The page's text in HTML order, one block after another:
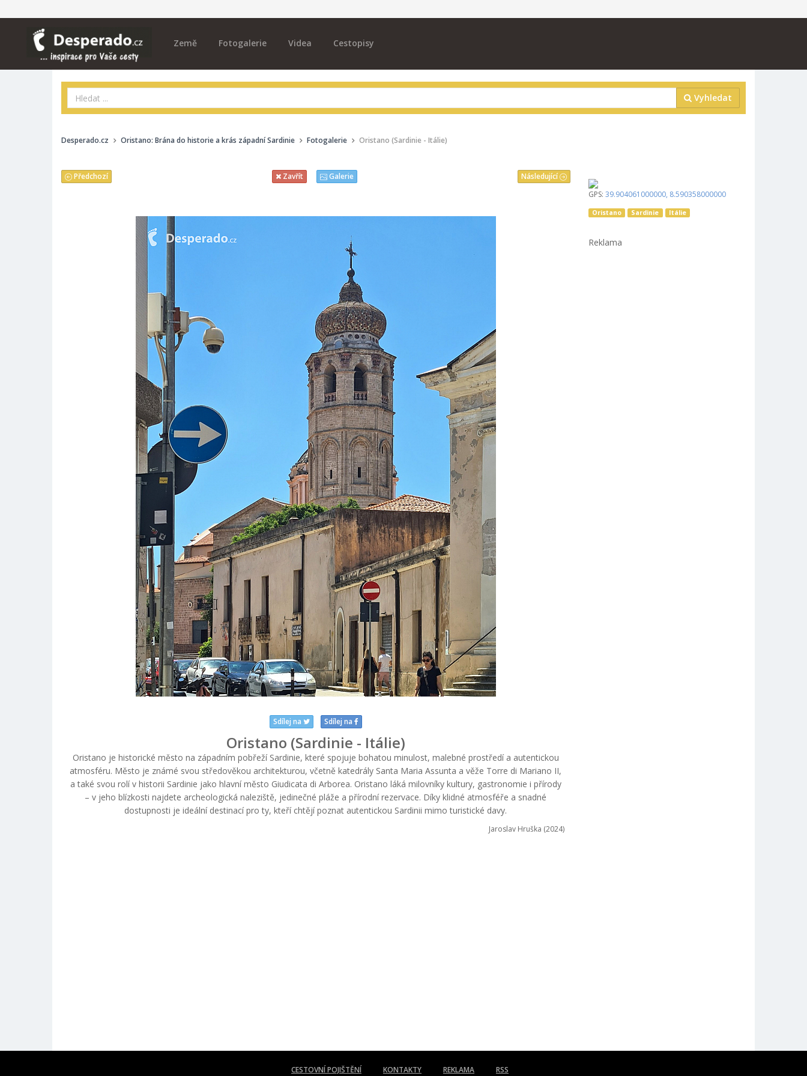
Země Fotogalerie Videa Cestopisy
Vyhledat
Desperado.cz Oristano: Brána do historie a krás západní Sardinie Fotogalerie Oristano (Sardinie - Itálie)
Následující
Předchozí Zavřít Galerie
Sdílej na Sdílej na
Oristano (Sardinie - Itálie)
Oristano je historické město na západním pobřeží Sardinie, které spojuje bohatou minulost, malebné prostředí a autentickou
atmosféru. Město je známé svou středověkou architekturou, včetně katedrály Santa Maria Assunta a věže Torre di Mariano II,
a také svou rolí v historii Sardinie jako hlavní město Giudicata di Arborea. Oristano láká milovníky kultury, gastronomie i přírody
– v jeho blízkosti najdete archeologická naleziště, jedinečné pláže a přírodní rezervace. Díky klidné atmosféře a snadné
dostupnosti je ideální destinací pro ty, kteří chtějí poznat autentickou Sardinii mimo turistické davy.
Jaroslav Hruška (2024)
GPS: 39.904061000000, 8.590358000000
Oristano Sardinie Itálie
Reklama
CESTOVNÍ POJIŠTĚNÍ KONTAKTY REKLAMA RSS